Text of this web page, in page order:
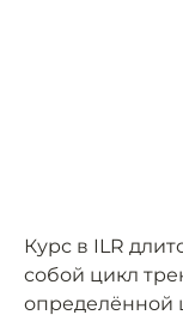
Курс в ILR
собой цикл
определённой